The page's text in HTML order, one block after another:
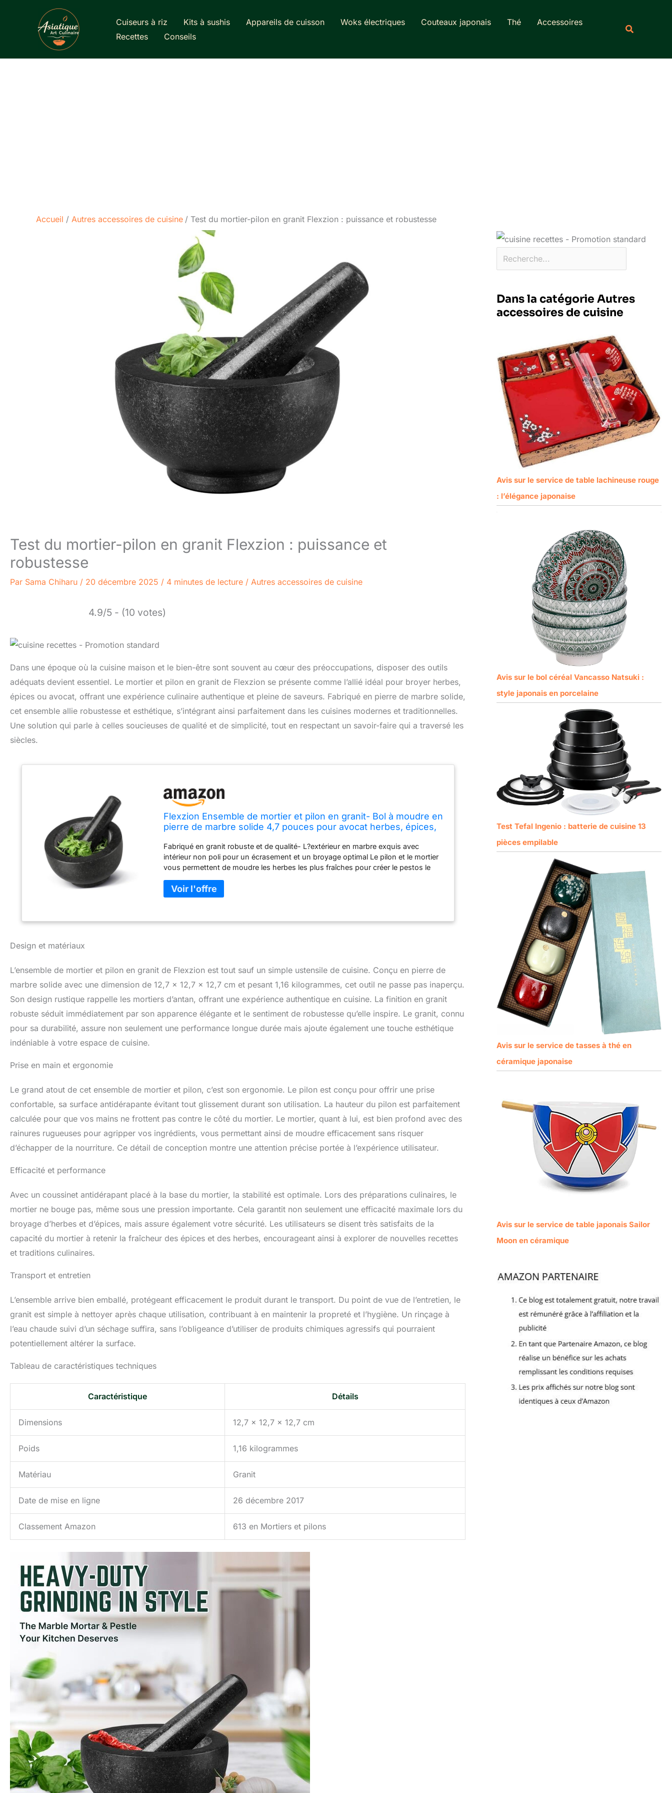
Cuiseurs à riz Kits à sushis Appareils de cuisson Woks électriques Couteaux japonais Thé
Accessoires
Recettes
Conseils
Accueil Autres accessoires de cuisine Test du mortier-pilon en granit Flexzion : puissance et robustesse
Test du mortier-pilon en granit Flexzion : puissance et
robustesse
Par Sama Chiharu / 20 décembre 2025 / 4 minutes de lecture / Autres accessoires de cuisine
4.9/5 - (10 votes)
Dans une époque où la cuisine maison et le bien-être sont souvent au cœur des préoccupations, disposer des outils
adéquats devient essentiel. Le mortier et pilon en granit de Flexzion se présente comme l’allié idéal pour broyer herbes,
épices ou avocat, offrant une expérience culinaire authentique et pleine de saveurs. Fabriqué en pierre de marbre solide,
cet ensemble allie robustesse et esthétique, s’intégrant ainsi parfaitement dans les cuisines modernes et traditionnelles.
Une solution qui parle à celles soucieuses de qualité et de simplicité, tout en respectant un savoir-faire qui a traversé les
siècles.
Flexzion Ensemble de mortier et pilon en granit- Bol à moudre en
pierre de marbre solide 4,7 pouces pour avocat herbes, épices,
Fabriqué en granit robuste et de qualité- L?extérieur en marbre exquis avec
intérieur non poli pour un écrasement et un broyage optimal Le pilon et le mortier
vous permettent de moudre les herbes les plus fraîches pour créer le pestos le
de curry les plus aromatiques Assez solide pour résister aux utilisations
fréquentes et est idéal pour écraser de l?ail, des herbes, des épices et bien plus
rincer le pilon et le mortier avec une éponge dans de l'eau tiède, sans laisser
Design et matériaux
L’ensemble de mortier et pilon en granit de Flexzion est tout sauf un simple ustensile de cuisine. Conçu en pierre de
marbre solide avec une dimension de 12,7 x 12,7 x 12,7 cm et pesant 1,16 kilogrammes, cet outil ne passe pas inaperçu.
Son design rustique rappelle les mortiers d’antan, offrant une expérience authentique en cuisine. La finition en granit
robuste séduit immédiatement par son apparence élégante et le sentiment de robustesse qu’elle inspire. Le granit, connu
pour sa durabilité, assure non seulement une performance longue durée mais ajoute également une touche esthétique
indéniable à votre espace de cuisine.
Prise en main et ergonomie
Le grand atout de cet ensemble de mortier et pilon, c’est son ergonomie. Le pilon est conçu pour offrir une prise
confortable, sa surface antidérapante évitant tout glissement durant son utilisation. La hauteur du pilon est parfaitement
calculée pour que vos mains ne frottent pas contre le côté du mortier. Le mortier, quant à lui, est bien profond avec des
rainures rugueuses pour agripper vos ingrédients, vous permettant ainsi de moudre efficacement sans risquer
d’échapper de la nourriture. Ce détail de conception montre une attention précise portée à l’expérience utilisateur.
Efficacité et performance
Avec un coussinet antidérapant placé à la base du mortier, la stabilité est optimale. Lors des préparations culinaires, le
mortier ne bouge pas, même sous une pression importante. Cela garantit non seulement une efficacité maximale lors du
broyage d’herbes et d’épices, mais assure également votre sécurité. Les utilisateurs se disent très satisfaits de la
capacité du mortier à retenir la fraîcheur des épices et des herbes, encourageant ainsi à explorer de nouvelles recettes
et traditions culinaires.
Transport et entretien
L’ensemble arrive bien emballé, protégeant efficacement le produit durant le transport. Du point de vue de l’entretien, le
granit est simple à nettoyer après chaque utilisation, contribuant à en maintenir la propreté et l’hygiène. Un rinçage à
l’eau chaude suivi d’un séchage suffira, sans l’obligeance d’utiliser de produits chimiques agressifs qui pourraient
potentiellement altérer la surface.
Tableau de caractéristiques techniques
Caractéristique Détails
Dimensions 12,7 x 12,7 x 12,7 cm
Poids 1,16 kilogrammes
Matériau Granit
Date de mise en ligne 26 décembre 2017
Classement Amazon 613 en Mortiers et pilons
Dans la catégorie Autres
accessoires de cuisine
Avis sur le service de table lachineuse rouge
: l’élégance japonaise
Avis sur le bol céréal Vancasso Natsuki :
style japonais en porcelaine
Test Tefal Ingenio : batterie de cuisine 13
pièces empilable
Avis sur le service de tasses à thé en
céramique japonaise
Avis sur le service de table japonais Sailor
Moon en céramique